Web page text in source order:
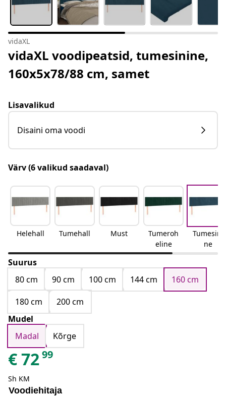
vidaXL
vidaXL voodipeatsid, tumesinine,
160x5x78/88 cm, samet
Lisavalikud
Disaini oma voodi
Värv(6 valikud saadaval)
Helehall Tumehall Must
Tumeroh
eline
Tumesini
ne
Suurus
80 cm
90 cm 100 cm 144 cm
160 cm
180 cm
200 cm
Mudel
Madal
Kõrge
€7299
Sh KM